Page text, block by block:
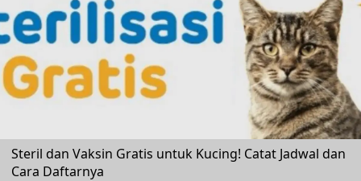
Steril dan Vaksin Gratis untuk Kucing! Catat Jadwal dan
Cara Daftarnya